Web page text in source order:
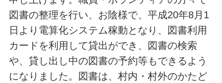
図書の整理を行い、お陰様で、平成20年8月1
日より電算化システム稼動となり、図書利用
カードを利用して貸出ができ、図書の検索
や、貸し出し中の図書の予約等もできるよう
になりました。図書は、村内・村外のかたど